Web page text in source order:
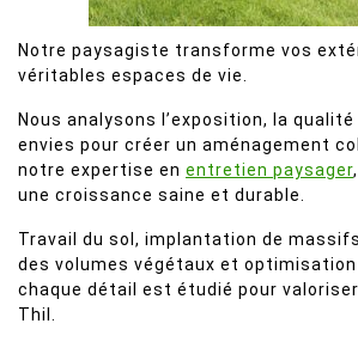
Notre paysagiste transforme vos
véritables espaces de vie.
Nous analysons l’exposition, la
envies pour créer un aménagement
notre expertise en entretien paysager
une croissance saine et durable.
Travail du sol, implantation de
des volumes végétaux et optimisation
chaque détail est étudié pour
Thil.